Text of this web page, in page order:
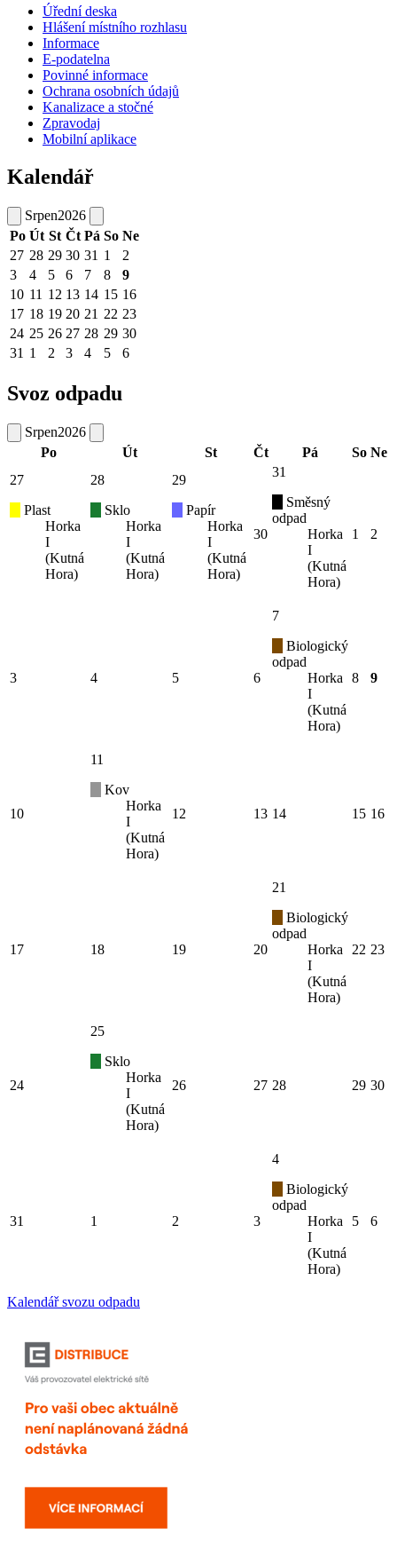
Úřední deska
Hlášení místního rozhlasu
Informace
E-podatelna
Povinné informace
Ochrana osobních údajů
Kanalizace a stočné
Zpravodaj
Mobilní aplikace
Kalendář
Srpen2026
Po Út St Čt Pá So Ne
27 28 29 30 31 1
2
3
4 5 6 7 8
9
10 11 12 13 14 15 16
17 18 19 20 21 22 23
24 25 26 27 28 29 30
31 1 2 3 4 5 6
Svoz odpadu
Srpen2026
Po
Út St Čt Pá So Ne
27
Plast
Horka
I
(Kutná
Hora)
28
Sklo
Horka
I
(Kutná
Hora)
29
Papír
Horka
I
(Kutná
Hora)
30
31
Směsný
odpad
Horka
I
(Kutná
Hora)
1 2
3 4 5 6
7
Biologický
odpad
Horka
I
(Kutná
Hora)
8 9
10
11
Kov
Horka
I
(Kutná
Hora)
12 13 14 15 16
17 18 19 20
21
Biologický
odpad
Horka
I
(Kutná
Hora)
22 23
24
25
Sklo
Horka
I
(Kutná
Hora)
26 27 28 29 30
31 1 2 3
4
Biologický
odpad
Horka
I
(Kutná
Hora)
5 6
Kalendář svozu odpadu